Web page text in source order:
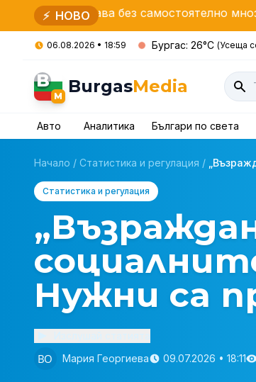
⚡ НОВО
без самостоятелно мнозинство
06.08.2026 • 18:59 Бургас: 26°C (Усеща
B
M BurgasMedia
Авто Аналитика Българи по света
Начало / Статистика и регулация /
Статистика и регулация
Нужни са
Мария Георгиева
09.07.2026 • 18:11